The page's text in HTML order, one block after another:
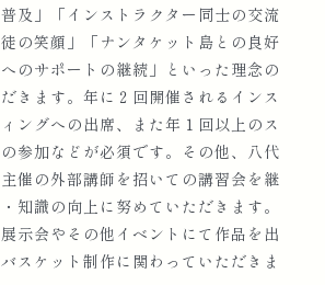
及」「インストラクター同士の交流
の笑顔」「ナンタケット島との良好
のサポートの継続」といった理念の
きます。年に２回開催されるインス
ングへの出席、また年１回以上のス
参加などが必須です。その他、八代
催の外部講師を招いての講習会を継
知識の向上に努めていただきます。
示会やその他イベントにて作品を出
スケット制作に関わっていただきま